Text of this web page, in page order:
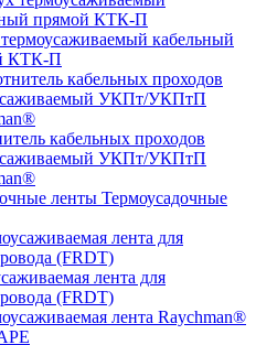
кабельный
КТК-П
кабельных проходов
УКПт/УКПтП
Термоусадочные
лента для
(FRDT)